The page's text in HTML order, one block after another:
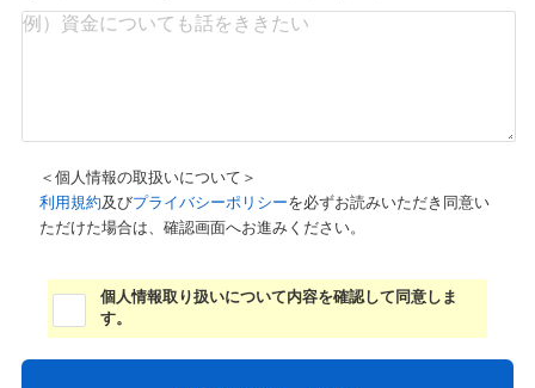
＜個人情報の取扱いについて＞
利用規約及びプライバシーポリシーを必ずお読みいただき同意い
ただけた場合は、確認画面へお進みください。
個人情報取り扱いについて内容を確認して同意しま
す。